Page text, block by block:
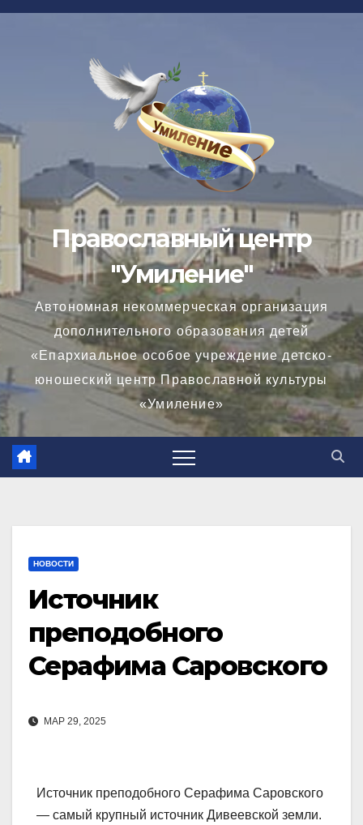
Перейти
Православный центр
"Умиление"
Автономная некоммерческая организация
дополнительного образования детей
«Епархиальное особое учреждение детско-
юношеский центр Православной культуры
«Умиление»
НОВОСТИ
Источник
преподобного
Серафима Саровского
МАР 29, 2025
Источник преподобного Серафима Саровского
— самый крупный источник Дивеевской земли.